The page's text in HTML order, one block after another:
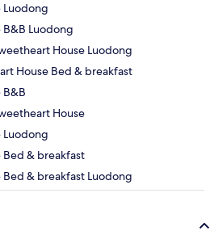
Luodong
Luodong
House Luodong
House Bed & breakfast
House
Luodong
& breakfast
& breakfast Luodong